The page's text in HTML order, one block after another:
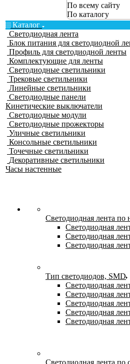
По всему сайту
По каталогу
Каталог
Светодиодная лента
Блок питания для светодиодной
Профиль для светодиодной ленты
Комплектующие для ленты
Светодиодные светильники
Трековые светильники
Линейные светильники
Светодиодные панели
Кинетические выключатели
Светодиодные модули
Светодиодные прожекторы
Уличные светильники
Консольные светильники
Точечные светильники
Декоративные светильники
Часы настенные
Светодиодная лента
Светодиодная
Светодиодная
Светодиодная
Тип светодиодов, SMD
Cветодиодная
Светодиодная
Светодиодная
Светодиодная
Светодиодная
Светодиодная лента по